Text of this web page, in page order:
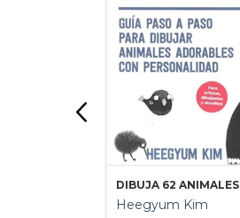
DIBUJA 62 ANIMALES
Heegyum Kim